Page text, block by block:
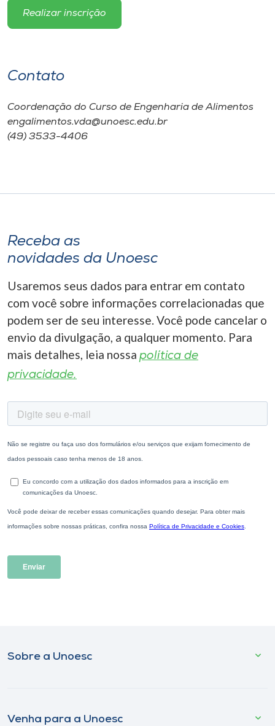
Realizar inscrição
Contato
Coordenação do Curso de Engenharia de Alimentos
engalimentos.vda@unoesc.edu.br
(49) 3533-4406
Receba as
novidades da Unoesc
Usaremos seus dados para entrar em contato
com você sobre informações correlacionadas que
podem ser de seu interesse. Você pode cancelar o
envio da divulgação, a qualquer momento. Para
mais detalhes, leia nossa política de
privacidade.
Sobre a Unoesc
Venha para a Unoesc